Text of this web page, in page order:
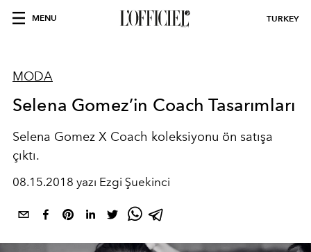
MENU TURKEY
MODA
Selena Gomez’in Coach Tasarımları
Selena Gomez X Coach koleksiyonu ön satışa
çıktı.
08.15.2018 yazı Ezgi Şuekinci